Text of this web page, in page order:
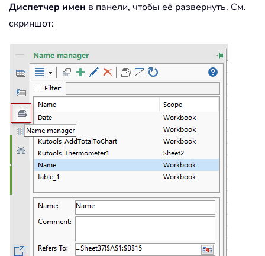
Диспетчер имен в панели, чтобы её развернуть. См.
скриншот: